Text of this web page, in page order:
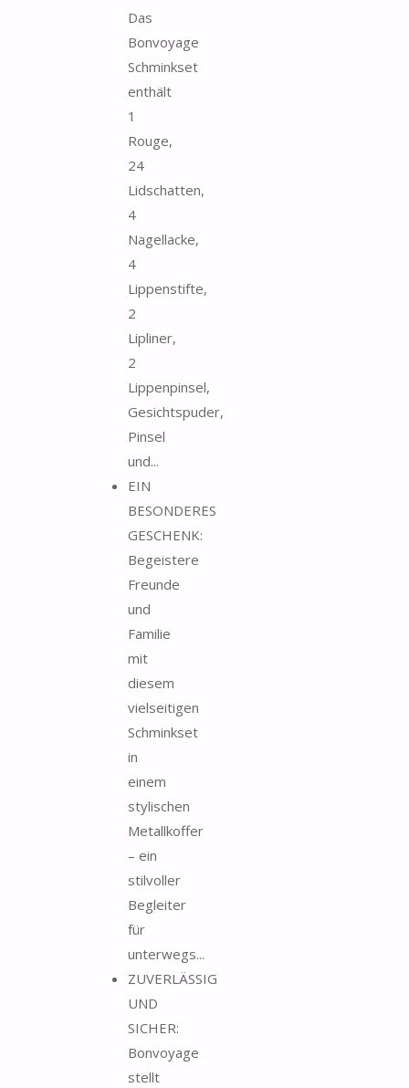
Das
Bonvoyage
Schminkset
enthält
1
Rouge,
24
Lidschatten,
4
Nagellacke,
4
Lippenstifte,
2
Lipliner,
2
Lippenpinsel,
Gesichtspuder,
Pinsel
und...
EIN
BESONDERES
GESCHENK:
Begeistere
Freunde
und
Familie
mit
diesem
vielseitigen
Schminkset
in
einem
stylischen
Metallkoffer
– ein
stilvoller
Begleiter
für
unterwegs...
ZUVERLÄSSIG
UND
SICHER:
Bonvoyage
stellt